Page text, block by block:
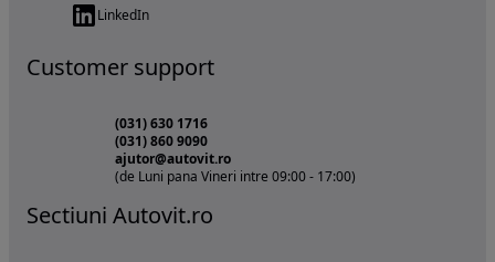
LinkedIn
Customer support
(031) 630 1716
(031) 860 9090
ajutor@autovit.ro
(de Luni pana Vineri intre 09:00 - 17:00)
Sectiuni Autovit.ro